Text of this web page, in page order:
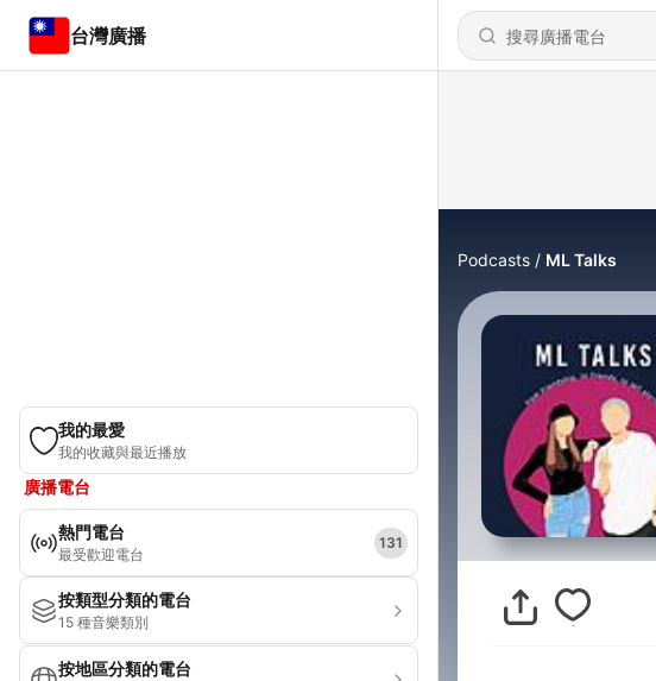
台灣廣播
我的最愛
我的收藏與最近播放
廣播電台
熱門電台
最受歡迎電台
131
按類型分類的電台
15 種音樂類別
按地區分類的電台
Podcasts ML Talks